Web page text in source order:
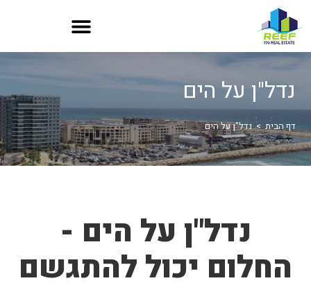
נדל"ן על הים
דף הבית > נדל"ן על הים
נדל"ן על הים -
החלום יכול להתגשם